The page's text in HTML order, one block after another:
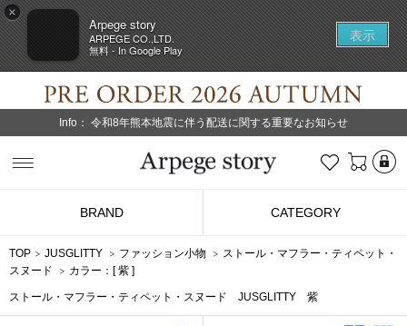
×
Arpege story
ARPEGE CO.,LTD.
無料 - In Google Play
表示
Info： 令和8年熊本地震に伴う配送に関する重要なお知らせ
お気に入り
BRAND CATEGORY
TOP JUSGLITTY ファッション小物
ストール・マフラー・ティペット・
スヌード
カラー：[紫 ]
ストール・マフラー・ティペット・スヌード JUSGLITTY 紫